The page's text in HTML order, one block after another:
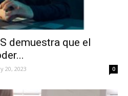
demuestra que el
20, 2023 0